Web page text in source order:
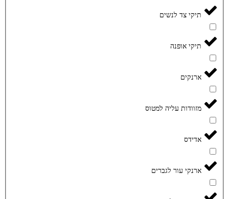
תיקי צד לנשים
תיקי אופנה
ארנקים
מזוודות עליה למטוס
אדידס
ארנקי עור לגברים